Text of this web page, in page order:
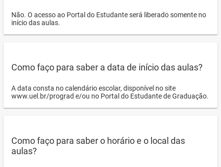
Não. O acesso ao Portal do Estudante será liberado somente no
início das aulas.
Como faço para saber a data de início das aulas?
A data consta no calendário escolar, disponível no site
www.uel.br/prograd e/ou no Portal do Estudante de Graduação.
Como faço para saber o horário e o local das
aulas?